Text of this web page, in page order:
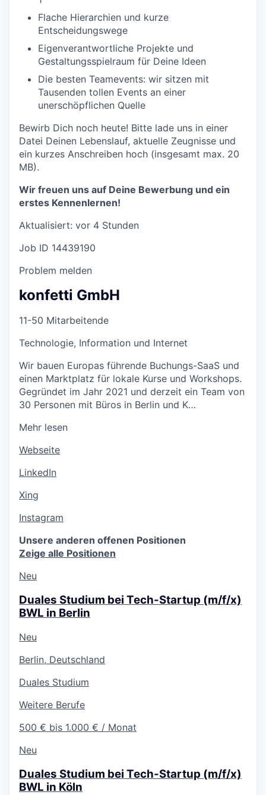
Flache Hierarchien und kurze
Entscheidungswege
Eigenverantwortliche Projekte und
Gestaltungsspielraum für Deine Ideen
Die besten Teamevents: wir sitzen mit
Tausenden tollen Events an einer
unerschöpflichen Quelle
Bewirb Dich noch heute! Bitte lade uns in einer
Datei Deinen Lebenslauf, aktuelle Zeugnisse und
ein kurzes Anschreiben hoch (insgesamt max. 20
MB).
Wir freuen uns auf Deine Bewerbung und ein
erstes Kennenlernen!
Aktualisiert: vor 4 Stunden
Job ID 14439190
Problem melden
konfetti GmbH
11-50 Mitarbeitende
Technologie, Information und Internet
Wir bauen Europas führende Buchungs-SaaS und
einen Marktplatz für lokale Kurse und Workshops.
Gegründet im Jahr 2021 und derzeit ein Team von
30 Personen mit Büros in Berlin und K…
Mehr lesen
Webseite
LinkedIn
Xing
Instagram
Unsere anderen offenen Positionen
Zeige alle Positionen
Neu
Duales Studium bei Tech-Startup (m/f/x)
BWL in Berlin
Neu
Berlin, Deutschland
Duales Studium
Weitere Berufe
500 € bis 1.000 € / Monat
Neu
Duales Studium bei Tech-Startup (m/f/x)
BWL in Köln